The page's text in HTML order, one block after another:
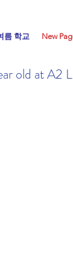
름 학교 New
old at A2